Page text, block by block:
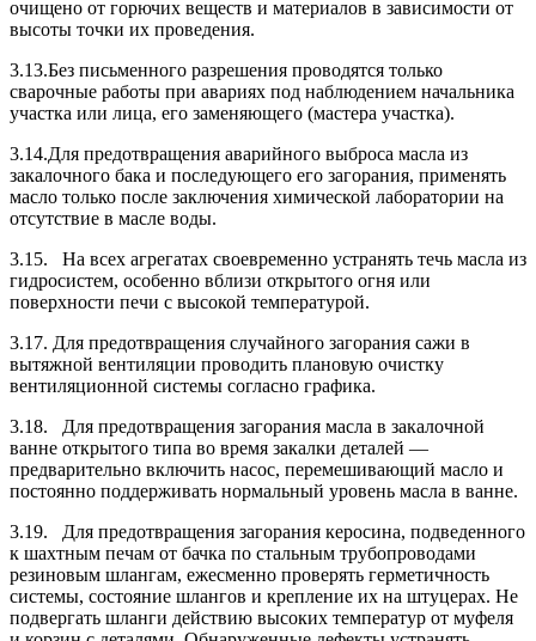
очищено от горючих веществ и материалов в зависимости от
высоты точки их проведения.
3.13.Без письменного разрешения проводятся только
сварочные работы при ава­риях под наблюдением начальника
участка или лица, его заменяющего (мастера участка).
3.14.Для предотвращения аварийного выброса масла из
закалочного бака и по­следующего его загорания, применять
масло только после заключения химиче­ской лаборатории на
отсутствие в масле воды.
3.15. На всех агрегатах своевременно устранять течь масла из
гидросистем, осо­бенно вблизи открытого огня или
поверхности печи с высокой температурой.
3.17. Для предотвращения случайного загорания сажи в
вытяжной вентиляции проводить плановую очистку
вентиляционной системы согласно графика.
3.18. Для предотвращения загорания масла в закалочной
ванне открытого типа во время закалки деталей —
предварительно включить насос, перемешивающий мас­ло и
постоянно поддерживать нормальный уровень масла в ванне.
3.19. Для предотвращения загорания керосина, подведенного
к шахтным печам от бачка по стальным трубопроводами
резиновым шлангам, ежесменно прове­рять герметичность
системы, состояние шлангов и крепление их на штуцерах. Не
подвергать шланги действию высоких температур от муфеля